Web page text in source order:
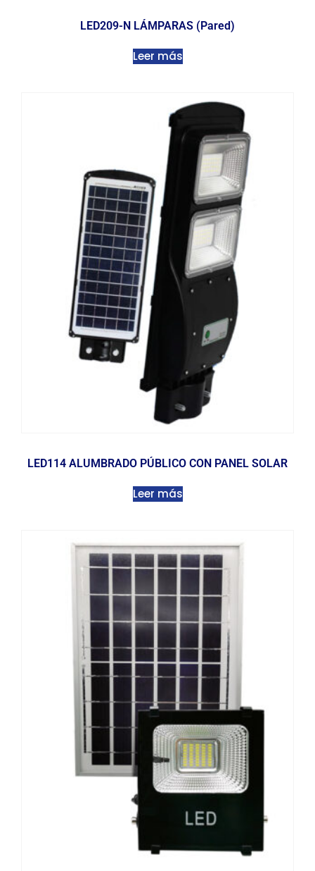
LED209-N LÁMPARAS (Pared)
Leer más
LED114 ALUMBRADO PÚBLICO CON PANEL SOLAR
Leer más